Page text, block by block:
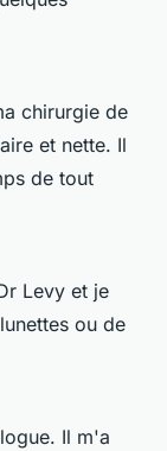
chirurgie de
et nette. Il
de tout
Levy et je
ou de
Il m'a